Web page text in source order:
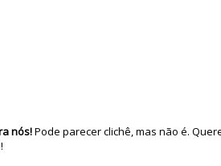
nós!Pode parecer clichê, mas não é.